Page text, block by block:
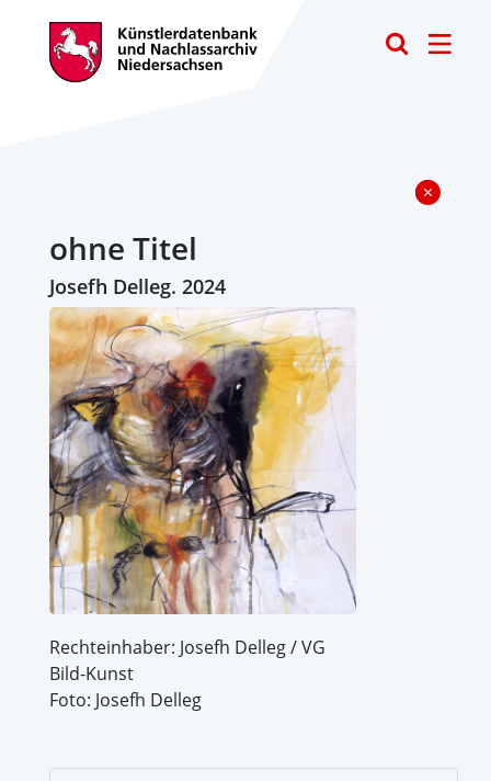
ohne Titel
Josefh Delleg. 2024
Rechteinhaber: Josefh Delleg / VG
Bild-Kunst
Foto: Josefh Delleg